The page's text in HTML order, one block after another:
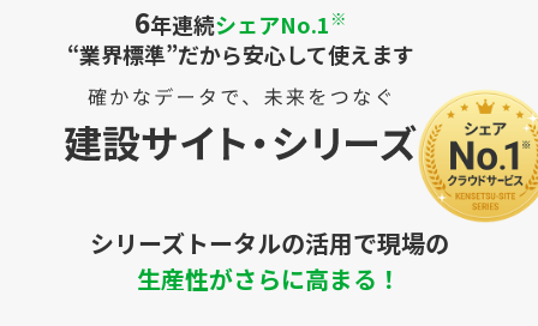
6年連続シェアNo.1 ※
“業界標準”だから安心して使えます
シリーズトータルの活用で現場の
生産性がさらに高まる！